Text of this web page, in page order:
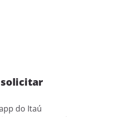
solicitar
do Itaú